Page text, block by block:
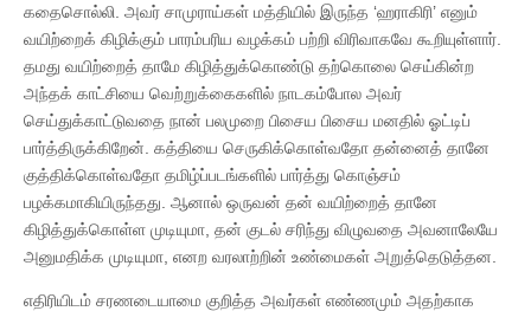
கதைசொல்லி. அவர் சாமுராய்கள் மத்தியில் இருந்த ‘ஹராகிரி’ எனும்
வயிற்றைக் கிழிக்கும் பாரம்பரிய வழக்கம் பற்றி விரிவாகவே கூறியுள்ளார்.
தமது வயிற்றைத் தாமே கிழித்துக்கொண்டு தற்கொலை செய்கின்ற
அந்தக் காட்சியை வெற்றுக்கைகளில் நாடகம்போல அவர்
செய்துக்காட்டுவதை நான் பலமுறை பிசைய பிசைய மனதில் ஓட்டிப்
பார்த்திருக்கிறேன். கத்தியை செருகிக்கொள்வதோ தன்னைத் தானே
குத்திக்கொள்வதோ தமிழ்ப்படங்களில் பார்த்து கொஞ்சம்
பழக்கமாகியிருந்தது. ஆனால் ஒருவன் தன் வயிற்றைத் தானே
கிழித்துக்கொள்ள முடியுமா, தன் குடல் சரிந்து விழுவதை அவனாலேயே
அனுமதிக்க முடியுமா, எனற வரலாற்றின் உண்மைகள் அறுத்தெடுத்தன.
எதிரியிடம் சரணடையாமை குறித்த அவர்கள் எண்ணமும் அதற்காக